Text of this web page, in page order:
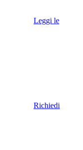
Leggi le
Richiedi